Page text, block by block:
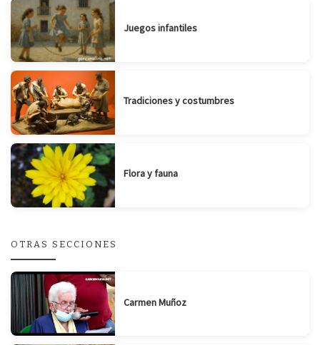
Juegos infantiles
Tradiciones y costumbres
Flora y fauna
OTRAS SECCIONES
Carmen Muñoz